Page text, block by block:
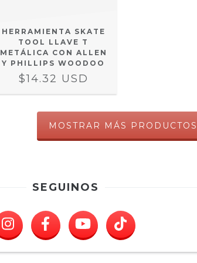
HERRAMIENTA SKATE
TOOL LLAVE T
METÁLICA CON ALLEN
Y PHILLIPS WOODOO
$14.32 USD
MOSTRAR MÁS PRODUCTOS
SEGUINOS